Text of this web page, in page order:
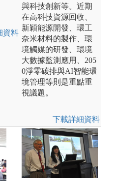
資料
與科技創新等。近期
在高科技資源回收、
新穎能源開發、環工
奈米材料的製作、環
境觸媒的研發、環境
大數據監測應用、205
0淨零碳排與AI智能環
境管理等則是重點重
視議題。
下載詳細資料